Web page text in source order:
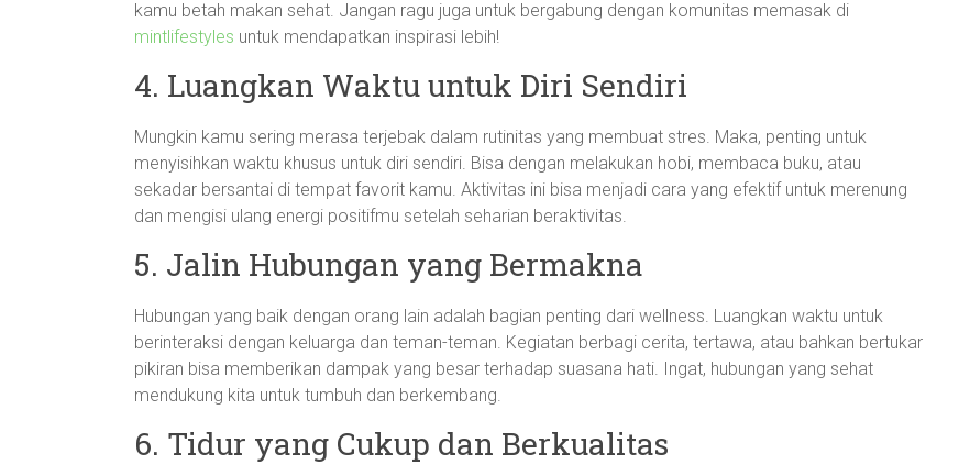
kamu betah makan sehat. Jangan ragu juga untuk bergabung dengan komunitas memasak di
mintlifestyles untuk mendapatkan inspirasi lebih!
4. Luangkan Waktu untuk Diri Sendiri
Mungkin kamu sering merasa terjebak dalam rutinitas yang membuat stres. Maka, penting untuk
menyisihkan waktu khusus untuk diri sendiri. Bisa dengan melakukan hobi, membaca buku, atau
sekadar bersantai di tempat favorit kamu. Aktivitas ini bisa menjadi cara yang efektif untuk merenung
dan mengisi ulang energi positifmu setelah seharian beraktivitas.
5. Jalin Hubungan yang Bermakna
Hubungan yang baik dengan orang lain adalah bagian penting dari wellness. Luangkan waktu untuk
berinteraksi dengan keluarga dan teman-teman. Kegiatan berbagi cerita, tertawa, atau bahkan bertukar
pikiran bisa memberikan dampak yang besar terhadap suasana hati. Ingat, hubungan yang sehat
mendukung kita untuk tumbuh dan berkembang.
6. Tidur yang Cukup dan Berkualitas